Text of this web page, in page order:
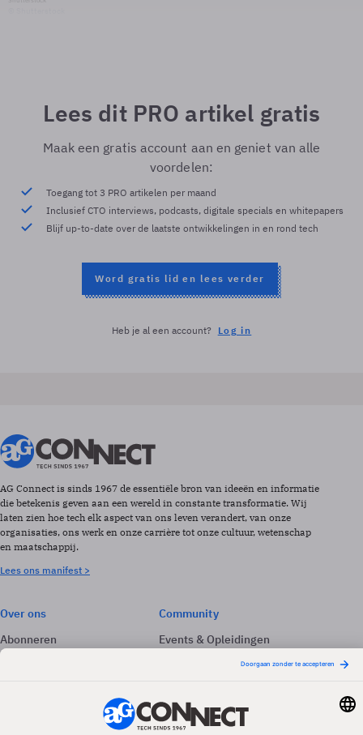
Lees dit PRO artikel gratis
Maak een gratis account aan en geniet van alle
voordelen:
Toegang tot 3 PRO artikelen per maand
Inclusief CTO interviews, podcasts, digitale specials en whitepapers
Blijf up-to-date over de laatste ontwikkelingen in en rond tech
Word gratis lid en lees verder
Heb je al een account? Log in
AG Connect is sinds 1967 de essentiële bron van ideeën en informatie
die betekenis geven aan een wereld in constante transformatie. Wij
laten zien hoe tech elk aspect van ons leven verandert, van onze
organisaties, ons werk en onze carrière tot onze cultuur, wetenschap
en maatschappij.
Lees ons manifest >
Over ons
Abonneren
Adverteren
Community
Events & Opleidingen